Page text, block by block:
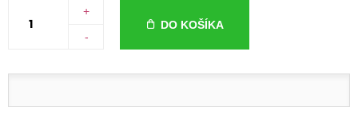
+
-
DO KOŠÍKA